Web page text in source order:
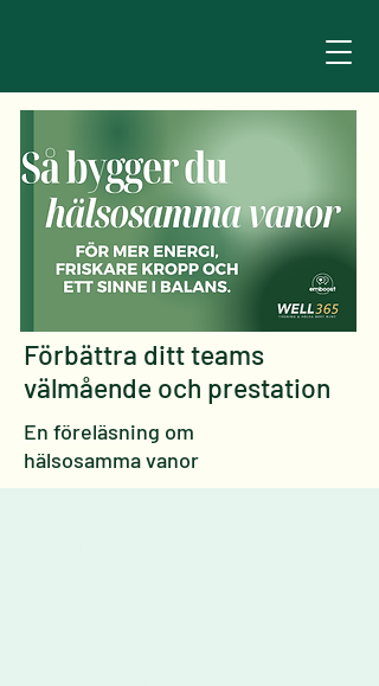
Förbättra ditt teams
välmående och prestation
En föreläsning om
hälsosamma vanor